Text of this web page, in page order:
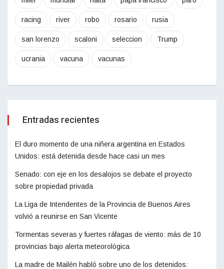
racing river robo rosario rusia
san lorenzo scaloni seleccion Trump
ucrania vacuna vacunas
Entradas recientes
El duro momento de una niñera argentina en Estados
Unidos: está detenida desde hace casi un mes
Senado: con eje en los desalojos se debate el proyecto
sobre propiedad privada
La Liga de Intendentes de la Provincia de Buenos Aires
volvió a reunirse en San Vicente
Tormentas severas y fuertes ráfagas de viento: más de 10
provincias bajo alerta meteorológica
La madre de Mailén habló sobre uno de los detenidos: